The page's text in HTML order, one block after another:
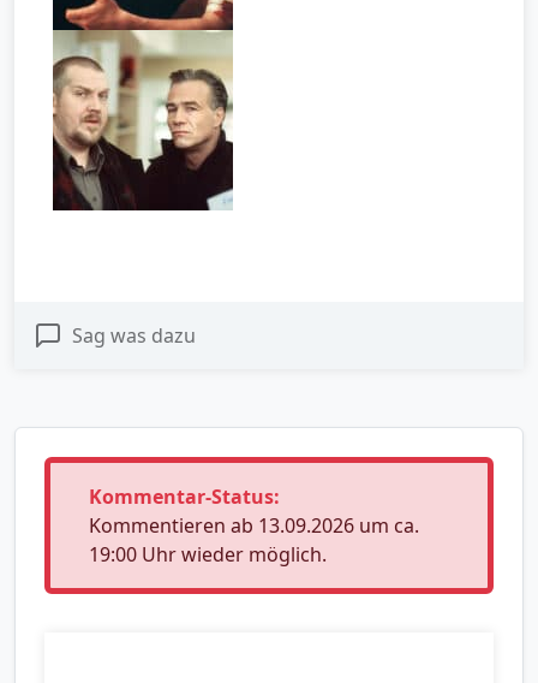
Sag was dazu
Kommentar-Status:
Kommentieren ab 13.09.2026 um ca.
19:00 Uhr wieder möglich.